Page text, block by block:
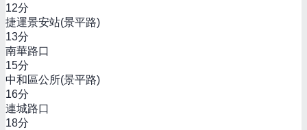
12分
捷運景安站(景平路)
13分
南華路口
15分
中和區公所(景平路)
16分
連城路口
18分